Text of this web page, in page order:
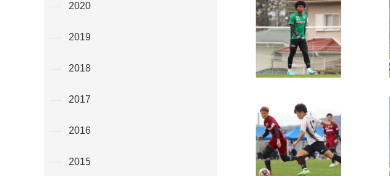
2020
2019
2018
2017
2016
2015